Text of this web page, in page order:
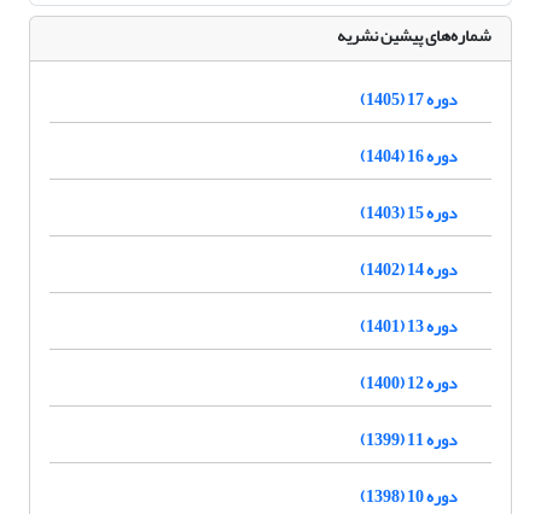
شماره‌های پیشین نشریه
دوره 17 (1405)
دوره 16 (1404)
دوره 15 (1403)
دوره 14 (1402)
دوره 13 (1401)
دوره 12 (1400)
دوره 11 (1399)
دوره 10 (1398)